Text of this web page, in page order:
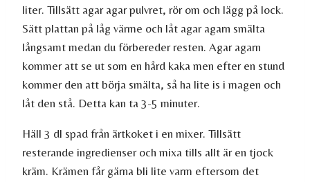
liter. Tillsätt agar agar pulvret, rör om och lägg på lock.
Sätt plattan på låg värme och låt agar agarn smälta
långsamt medan du förbereder resten. Agar agarn
kommer att se ut som en hård kaka men efter en stund
kommer den att börja smälta, så ha lite is i magen och
låt den stå. Detta kan ta 3-5 minuter.
Häll 3 dl spad från ärtkoket i en mixer. Tillsätt
resterande ingredienser och mixa tills allt är en tjock
kräm. Krämen får gärna bli lite varm eftersom det